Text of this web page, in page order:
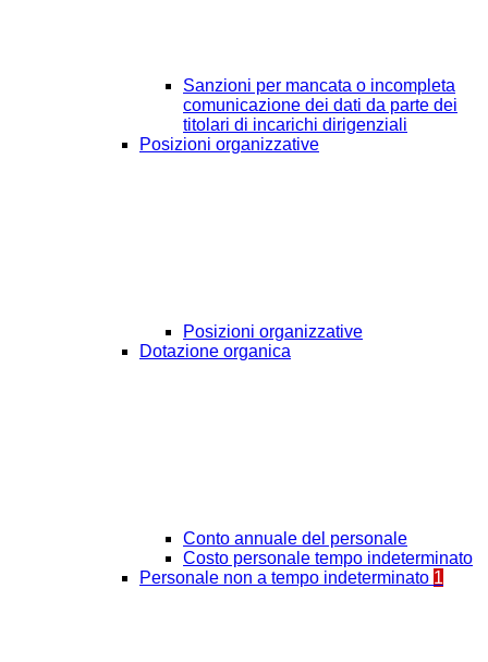
Sanzioni per mancata o incompleta
comunicazione dei dati da parte dei
titolari di incarichi dirigenziali
Posizioni organizzative
Posizioni organizzative
Dotazione organica
Conto annuale del personale
Costo personale tempo indeterminato
Personale non a tempo indeterminato 1